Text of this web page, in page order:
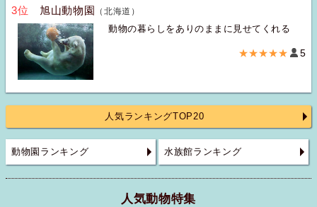
3位 旭山動物園 （北海道）
動物の暮らしをありのままに見せてくれる
★★★★★ 5
人気ランキングTOP20
動物園ランキング 水族館ランキング
人気動物特集